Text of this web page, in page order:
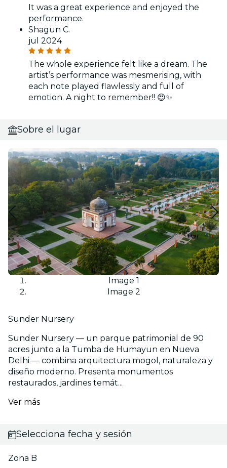
It was a great experience and enjoyed the
performance.
Shagun C.
jul 2024
The whole experience felt like a dream. The
artist’s performance was mesmerising, with
each note played flawlessly and full of
emotion. A night to remember!! 😍✨
Sobre el lugar
Image 1
Image 2
Sunder Nursery
Sunder Nursery — un parque patrimonial de 90
acres junto a la Tumba de Humayun en Nueva
Delhi — combina arquitectura mogol, naturaleza y
diseño moderno. Presenta monumentos
restaurados, jardines temát...
Ver más
Selecciona fecha y sesión
Zona B